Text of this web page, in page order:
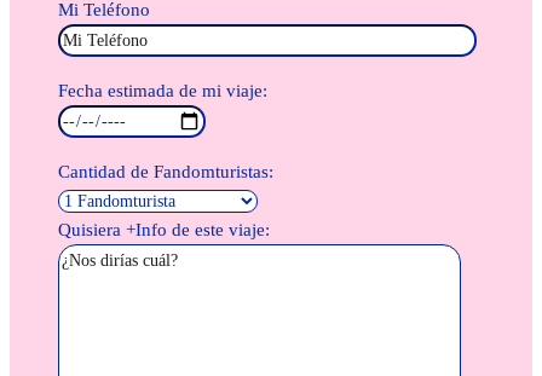
Mi Teléfono
Fecha estimada de mi viaje:
Cantidad de Fandomturistas:
Quisiera +Info de este viaje: